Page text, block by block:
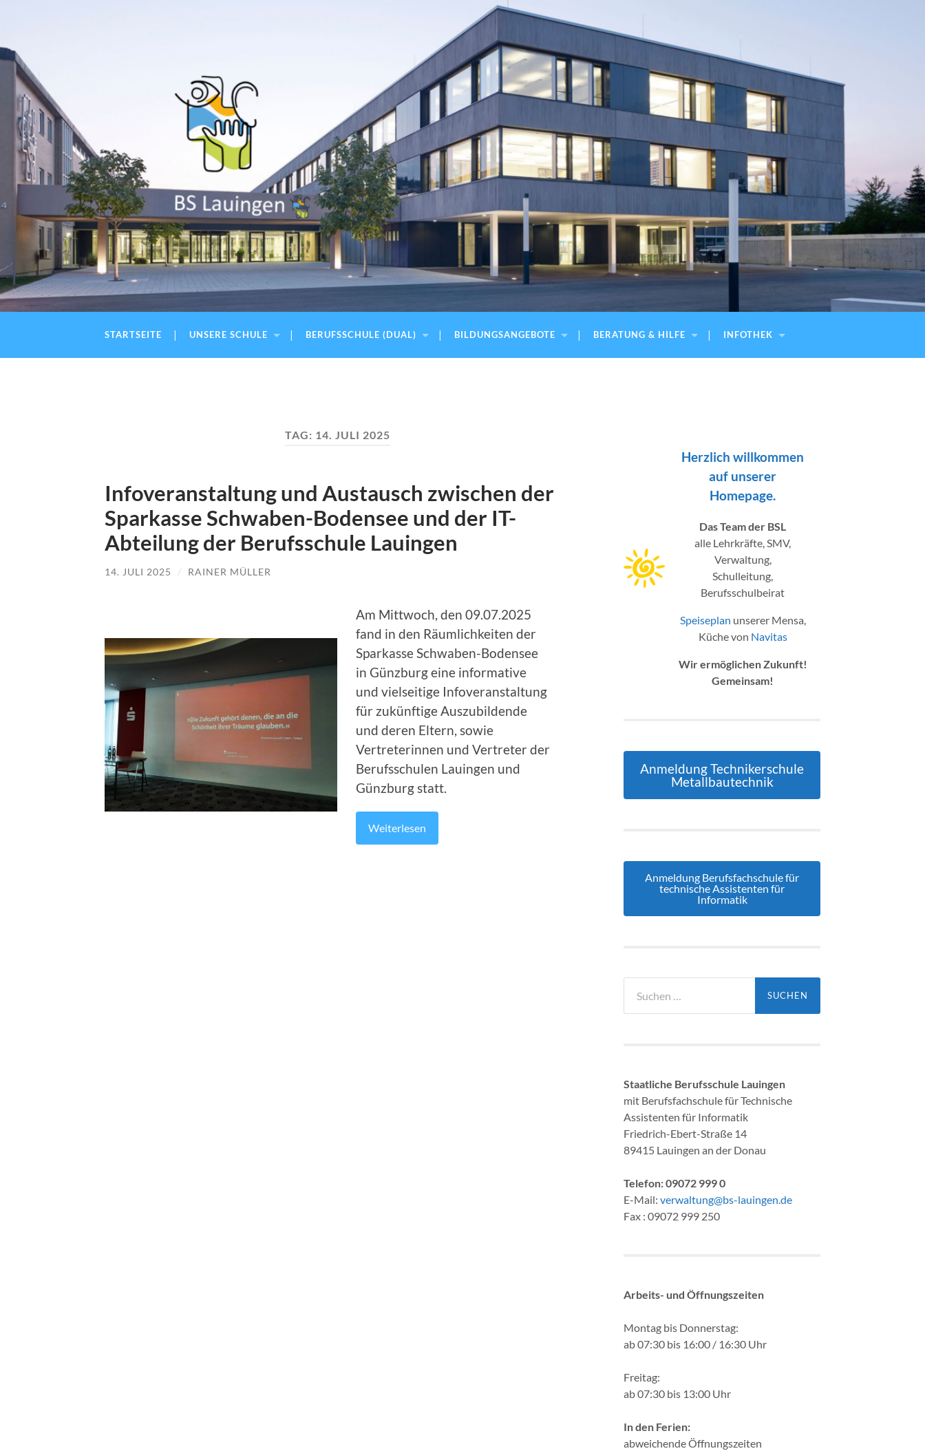
BS
STARTSEITE UNSERE SCHULE BERUFSSCHULE (DUAL) BILDUNGSANGEBOTE BERATUNG & HILFE INFOTHEK
TAG: 14. JULI 2025
Infoveranstaltung und Austausch zwischen der
Sparkasse Schwaben-Bodensee und der IT-
Abteilung der Berufsschule Lauingen
14. JULI 2025 / RAINER MÜLLER
Am Mittwoch, den 09.07.2025
fand in den Räumlichkeiten der
Sparkasse Schwaben-Bodensee
in Günzburg eine informative
und vielseitige Infoveranstaltung
für zukünftige Auszubildende
und deren Eltern, sowie
Vertreterinnen und Vertreter der
Berufsschulen Lauingen und
Günzburg statt.
Weiterlesen
Herzlich willkommen
auf unserer
Homepage.
Das Team der BSL
alle Lehrkräfte, SMV,
Verwaltung,
Schulleitung,
Berufsschulbeirat
Speiseplan unserer Mensa,
Küche von Navitas
Wir ermöglichen Zukunft!
Gemeinsam!
Anmeldung Technikerschule
Metallbautechnik
Anmeldung Berufsfachschule für
technische Assistenten für
Informatik
nach:
Staatliche Berufsschule Lauingen
mit Berufsfachschule für Technische
Assistenten für Informatik
Friedrich-Ebert-Straße 14
89415 Lauingen an der Donau
Telefon: 09072 999 0
E-Mail: verwaltung@bs-lauingen.de
Fax : 09072 999 250
Arbeits- und Öffnungszeiten
Montag bis Donnerstag:
ab 07:30 bis 16:00 / 16:30 Uhr
Freitag:
ab 07:30 bis 13:00 Uhr
In den Ferien:
abweichende Öffnungszeiten